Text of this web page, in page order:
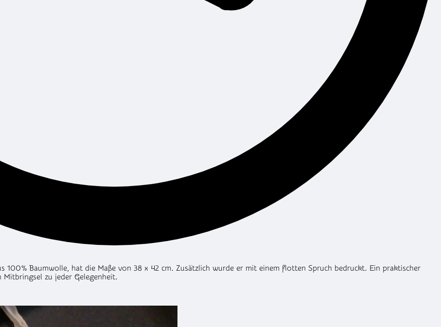
100% Baumwolle, hat die Maße von 38 x 42 cm. Zusätzlich wurde er mit einem flotten Spruch bedruckt. Ein praktischer
zu jeder Gelegenheit.